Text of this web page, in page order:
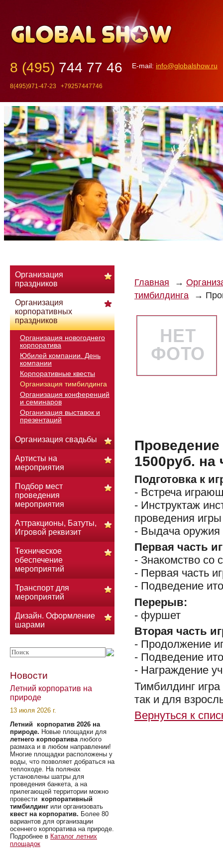
8 (495) 744 77 46
8(495)971-47-23 +79257447746
E-mail: info@globalshow.ru
Главная
тимбилдинга
1500руб. на
Подготовка к
- Встреча
- Инструктаж
проведения игры
- Выдача
Первая часть
- Знакомство со
- Первая часть
- Подведение
Перерыв:
- фуршет
Вторая часть
- Продолжение
- Подведение
- Награждение
Тимбилдинг
так и для
Вернуться к
Организация
праздников
Организация
корпоративных
праздников
Организация новогоднего
корпоратива
Юбилей компании. День
компании
Корпоративные квесты
Организация тимбилдинга
Организация конференций
и семинаров
Организация выставок и
презентаций
Организация свадьбы
Артисты на
мероприятия
Подбор мест
проведения
мероприятия
Аттракционы, Батуты,
Игровой реквизит
Техническое
обеспечение
мероприятий
Транспорт для
мероприятий
Дизайн. Оформление
шарами
Новости
Летний корпоратив на
природе
13 июля 2026 г.
Летний корпоратив 2026 на
природе. Новые площадки для
летнего корпоративалюбого
размаха и в любом направлении!
Многие площадки расположены у
воды, что позволяет добраться на
теплоходе. На полянах
установлены шатры для
проведения банкета, а на
прилегающей территории можно
провести корпоративный
тимбилдинг или организовать
квест на корпоратив. Более 80
вариантов для организации
осеннего корпоратива на природе.
Подробнее в Каталог летних
площадок